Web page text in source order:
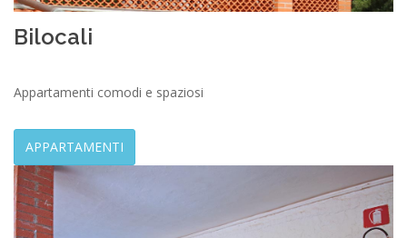
Bilocali
Appartamenti comodi e spaziosi
APPARTAMENTI